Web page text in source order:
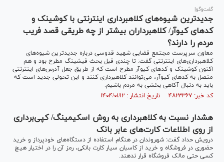
گفت‌وگو|
جدیدترین شیوه‌های کلاهبرداری اینترنتی با کوشینک و
کد‌های کیوآر/ کلاهبرداران بیشتر از چه طریقی قصد فریب
مردم را دارند؟
معاون سرپرست مجتمع قضایی شهید قدوسی درباره جدیدترین شیوه‌های
کلاهبرداری‌های اینترنتی گفت: تا چندی قبل بحث فیشینگ مطرح بود و هم
اکنون کوشینک و کد‌های کیوآر مطرح است که از طریق جعل آدرس‌های اینترنتی
متصل به کد‌های کیوآر، می‌توانند کلاهبرداری کنند و این تحولی جدید است که
باید به دنبال آکاهی بخشی به مردم باشیم.
کد خبر: ۴۸۲۳۳۶۷ تاریخ انتشار : ۱۴۰۴/۰۱/۱۲
هشدار نسبت به کلاهبرداری به روش اسکیمینگ/ کپی‌برداری
از روی اطلاعات کارت‌های عابر بانک
درویش حداد گفت: شهروندان در هنگام استفاده از دستگاه‌های خودپرداز و خرید
حضوری در فروشگاه و خرید از کاسبان سیار کارت بانکی، رمز آن را در اختیار هیچ
کسی حتی مالک فروشگاه قرار ندهند.